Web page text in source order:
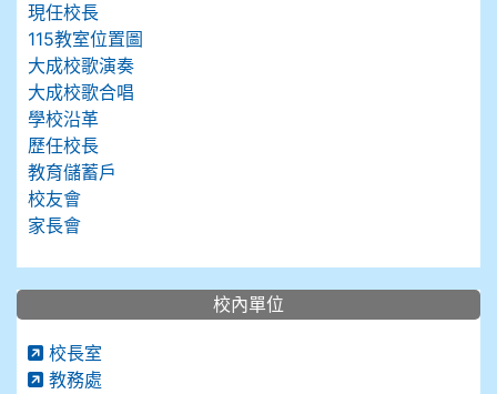
現任校長
115教室位置圖
大成校歌演奏
大成校歌合唱
學校沿革
歷任校長
教育儲蓄戶
校友會
家長會
校內單位
校長室
教務處